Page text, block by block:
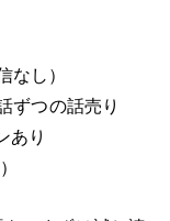
し）
ずつの話売り
あり